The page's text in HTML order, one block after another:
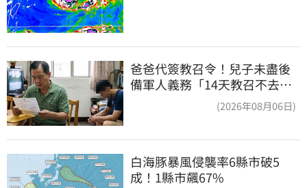
爸爸代簽教召令！兒子未盡後
備軍人義務「14天教召不去」
(2026年08月06日)
白海豚暴風侵襲率6縣市破5
成！1縣市飆67%